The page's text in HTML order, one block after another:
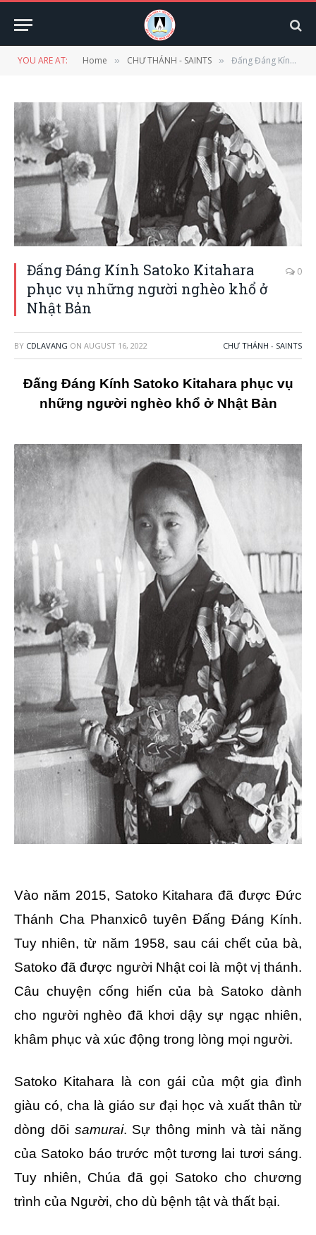
YOU ARE AT: Home » CHƯ THÁNH - SAINTS » Đấng Đáng Kính Satoko Kitahara phục vụ những người nghèo khổ ở Nhật Bản
Đấng Đáng Kính Satoko Kitahara
phục vụ những người nghèo khổ ở
Nhật Bản
0
BY CDLAVANG ON AUGUST 16, 2022 CHƯ THÁNH - SAINTS
Đấng Đáng Kính Satoko Kitahara phục vụ
những người nghèo khổ ở Nhật Bản
Vào năm 2015, Satoko Kitahara đã được Đức
Thánh Cha Phanxicô tuyên Đấng Đáng Kính.
Tuy nhiên, từ năm 1958, sau cái chết của bà,
Satoko đã được người Nhật coi là một vị thánh.
Câu chuyện cống hiến của bà Satoko dành
cho người nghèo đã khơi dậy sự ngạc nhiên,
khâm phục và xúc động trong lòng mọi người.
Satoko Kitahara là con gái của một gia đình
giàu có, cha là giáo sư đại học và xuất thân từ
dòng dõi samurai. Sự thông minh và tài năng
của Satoko báo trước một tương lai tươi sáng.
Tuy nhiên, Chúa đã gọi Satoko cho chương
trình của Người, cho dù bệnh tật và thất bại.